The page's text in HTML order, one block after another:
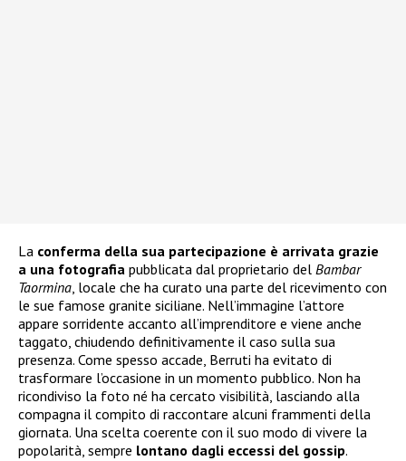
La conferma della sua partecipazione è arrivata grazie
a una fotografia pubblicata dal proprietario del Bambar
Taormina, locale che ha curato una parte del ricevimento con
le sue famose granite siciliane. Nell’immagine l’attore
appare sorridente accanto all’imprenditore e viene anche
taggato, chiudendo definitivamente il caso sulla sua
presenza. Come spesso accade, Berruti ha evitato di
trasformare l’occasione in un momento pubblico. Non ha
ricondiviso la foto né ha cercato visibilità, lasciando alla
compagna il compito di raccontare alcuni frammenti della
giornata. Una scelta coerente con il suo modo di vivere la
popolarità, sempre lontano dagli eccessi del gossip.